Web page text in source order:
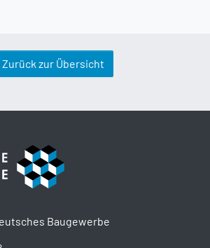
Zurück zur Übersicht
Baugewerbe